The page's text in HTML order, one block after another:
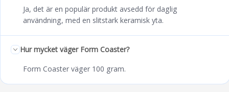
Ja, det är en populär produkt avsedd för daglig
användning, med en slitstark keramisk yta.
Hur mycket väger Form Coaster?
Form Coaster väger 100 gram.